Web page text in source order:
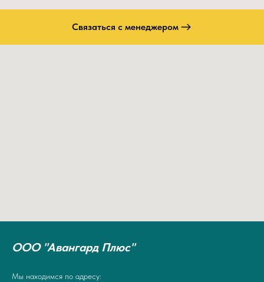
Связаться с менеджером
ООО "Авангард Плюс"
Мы находимся по адресу: